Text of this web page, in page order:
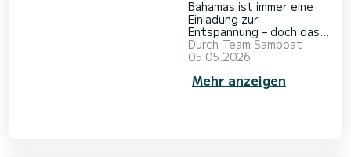
Bahamas ist immer eine
Einladung zur
Entspannung – doch das
Gefühl, mit dem eigenen
Boot vor einem einsamen,
zu ankern, ist
Durch Team Samboat
05.05.2026
Mehr anzeigen